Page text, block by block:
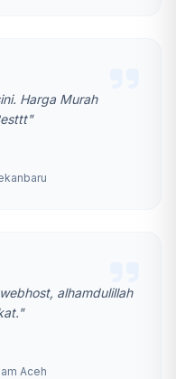
Harga Murah
alhamdulillah
Aceh